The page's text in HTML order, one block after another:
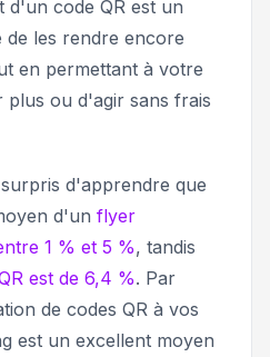
d'un code QR est un
de les rendre encore
en permettant à votre
plus ou d'agir sans frais
d'apprendre que
d'un flyer
1 % et 5 %, tandis
est de 6,4 %. Par
de codes QR à vos
est un excellent moyen